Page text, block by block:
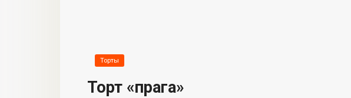
Торты
Торт «прага»